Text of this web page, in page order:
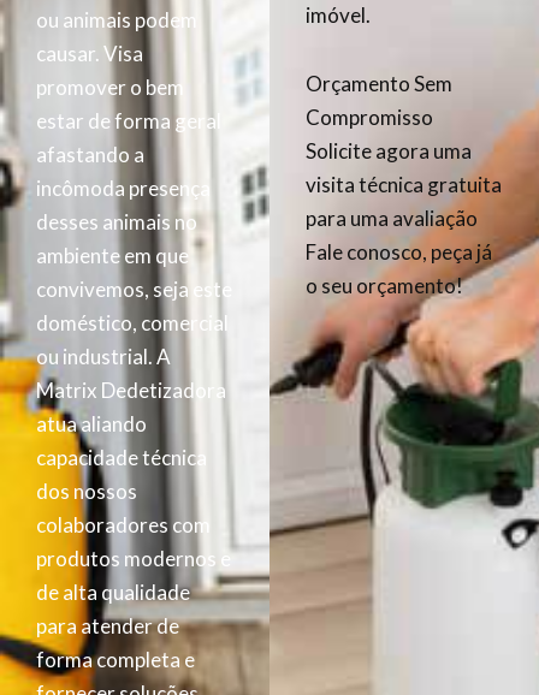
ou animais podem
causar. Visa
promover o bem
estar de forma geral
afastando a
incômoda presença
desses animais no
ambiente em que
convivemos, seja este
doméstico, comercial
ou industrial. A
Matrix Dedetizadora
atua aliando
capacidade técnica
dos nossos
colaboradores com
produtos modernos e
de alta qualidade
para atender de
forma completa e
imóvel.
Orçamento Sem
Compromisso
Solicite agora uma
visita técnica gratuita
para uma avaliação
Fale conosco, peça já
o seu orçamento!